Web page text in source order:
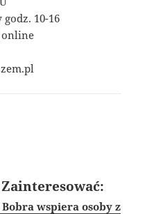
10-16
online
wspiera osoby z